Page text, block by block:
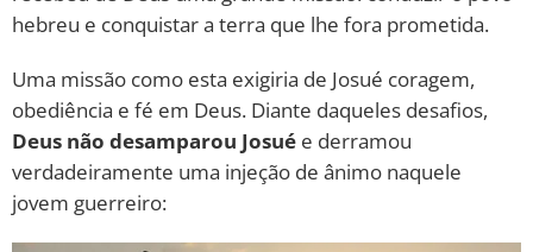
10 MANDAMENTOS
ESTUDOS BÍBLICOS
hebreu e conquistar a terra que lhe fora prometida.
Uma missão como esta exigiria de Josué coragem,
obediência e fé em Deus. Diante daqueles desafios,
Deus não desamparou Josué e derramou
verdadeiramente uma injeção de ânimo naquele
jovem guerreiro: